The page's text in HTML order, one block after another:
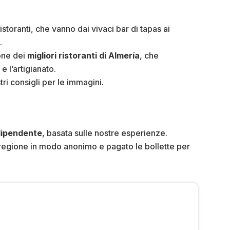
che vanno dai vivaci bar di tapas ai
dei migliori ristoranti di Almería, che
l’artigianato.
consigli per le immagini.
, basata sulle nostre esperienze.
in modo anonimo e pagato le bollette per